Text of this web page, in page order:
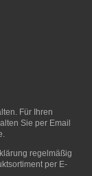
Für Ihren
Sie per Email
regelmäßig
per E-